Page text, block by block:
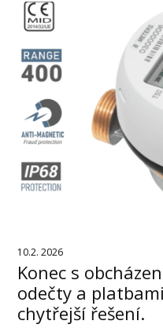
10.2. 2026
Konec s
odečty a
chytřejší řešení.